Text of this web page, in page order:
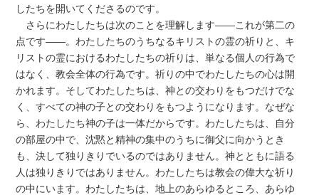
したちを開いてくださるのです。
さらにわたしたちは次のことを理解します――これが第二の
点です――。わたしたちのうちなるキリストの霊の祈りと、キ
リストの霊におけるわたしたちの祈りは、単なる個人の行為で
はなく、教会全体の行為です。祈りの中でわたしたちの心は開
かれます。そしてわたしたちは、神との交わりをもつだけでな
く、すべての神の子との交わりをもつようになります。なぜな
ら、わたしたち神の子は一体だからです。わたしたちは、自分
の部屋の中で、沈黙と精神の集中のうちに御父に向かうとき
も、決して独りきりでいるのではありません。神とともに語る
人は独りきりではありません。わたしたちは教会の偉大な祈り
の中にいます。わたしたちは、地上のあらゆるところ、あらゆ